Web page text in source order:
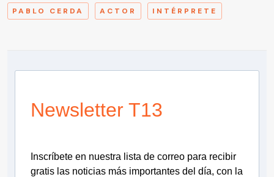
PABLO CERDA ACTOR INTÉRPRETE
Newsletter T13
Inscríbete en nuestra lista de correo para recibir
gratis las noticias más importantes del día, con la